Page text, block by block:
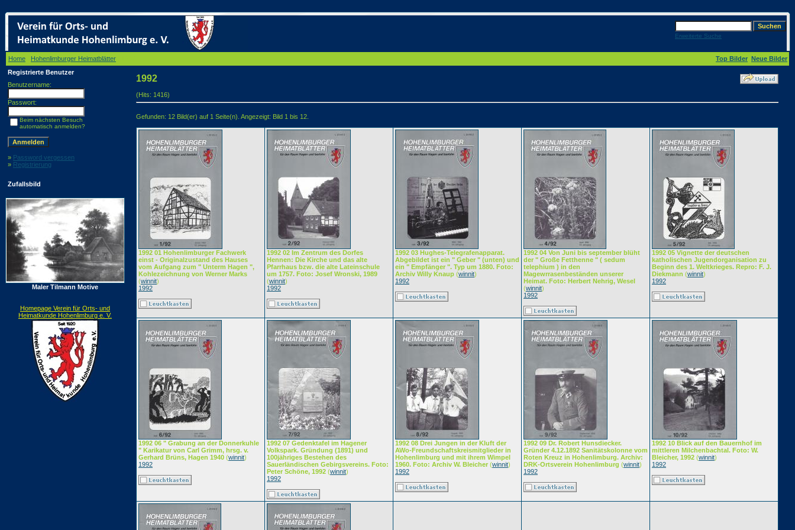
Erweiterte Suche
Home Hohenlimburger Heimatblätter Top Bilder Neue Bilder
Registrierte Benutzer
Benutzername:
Passwort:
Beim nächsten Besuch
automatisch anmelden?
» Password vergessen
» Registrierung
Zufallsbild
Maler Tilmann Motive
Homepage Verein für Orts- und
Heimatkunde Hohenlimburg e. V.
1992
(Hits: 1416)
Gefunden: 12 Bild(er) auf 1 Seite(n). Angezeigt: Bild 1 bis 12.
1992 01 Hohenlimburger Fachwerk
einst - Originalzustand des Hauses
vom Aufgang zum " Unterm Hagen ",
Kohlezeichnung von Werner Marks
(winnit)
1992
1992 02 Im Zentrum des Dorfes
Hennen: Die Kirche und das alte
Pfarrhaus bzw. die alte Lateinschule
um 1757. Foto: Josef Wronski, 1989
(winnit)
1992
1992 03 Hughes-Telegrafenapparat.
Abgebildet ist ein " Geber " (unten) und
ein " Empfänger ". Typ um 1880. Foto:
Archiv Willy Knaup (winnit)
1992
1992 04 Von Juni bis september blüht
der " Große Fetthenne " ( sedum
telephium ) in den
Magewrrasenbeständen unserer
Heimat. Foto: Herbert Nehrig, Wesel
(winnit)
1992
1992 05 Vignette der deutschen
katholischen Jugendorganisation zu
Beginn des 1. Weltkrieges. Repro: F. J.
Diekmann (winnit)
1992
1992 06 " Grabung an der Donnerkuhle
" Karikatur von Carl Grimm, hrsg. v.
Gerhard Brüns, Hagen 1940 (winnit)
1992
1992 07 Gedenktafel im Hagener
Volkspark. Gründung (1891) und
100jähriges Bestehen des
Sauerländischen Gebirgsvereins. Foto:
Peter Schöne, 1992 (winnit)
1992
1992 08 Drei Jungen in der Kluft der
AWo-Freundschaftskreismitglieder in
Hohenlimburg und mit ihrem Wimpel
1960. Foto: Archiv W. Bleicher (winnit)
1992
1992 09 Dr. Robert Hunsdiecker.
Gründer 4.12.1892 Sanitätskolonne vom
Roten Kreuz in Hohenlimburg. Archiv:
DRK-Ortsverein Hohenlimburg (winnit)
1992
1992 10 Blick auf den Bauernhof im
mittleren Milchenbachtal. Foto: W.
Bleicher, 1992 (winnit)
1992